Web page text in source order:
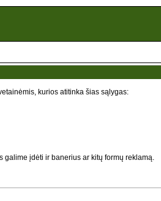
kurios atitinka šias sąlygas:
įdėti ir banerius ar kitų formų reklamą.